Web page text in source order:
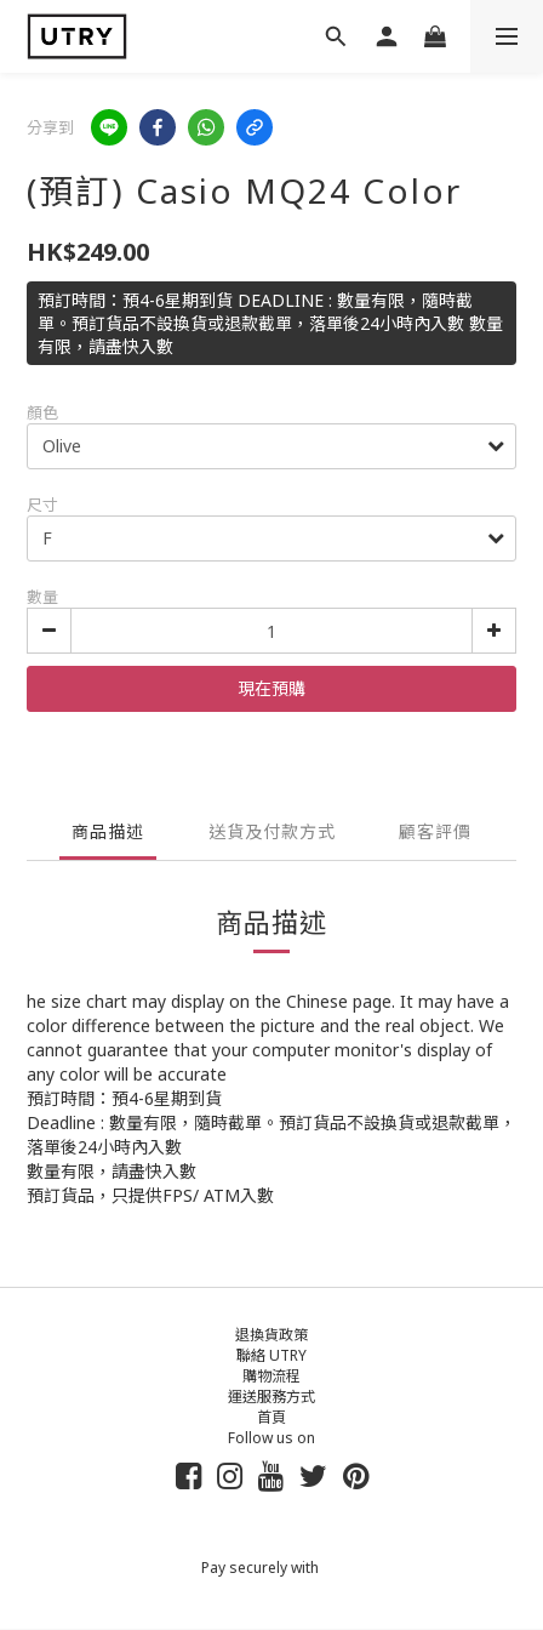
分享到
(預訂) Casio MQ24 Color
HK$249.00
預訂時間：預4-6星期到貨 DEADLINE : 數量有限，隨時截
單。預訂貨品不設換貨或退款截單，落單後24小時內入數 數量
有限，請盡快入數
顏色
尺寸
數量
現在預購
商品描述 送貨及付款方式 顧客評價
商品描述
he size chart may display on the Chinese page. It may have a
color difference between the picture and the real object. We
cannot guarantee that your computer monitor's display of
any color will be accurate
預訂時間：預4-6星期到貨
Deadline : 數量有限，隨時截單。預訂貨品不設換貨或退款截單，
落單後24小時內入數
數量有限，請盡快入數
預訂貨品，只提供FPS/ ATM入數
退換貨政策
聯絡 UTRY
購物流程
運送服務方式
首頁
Follow us on
Pay securely with